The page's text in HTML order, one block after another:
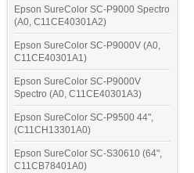
Epson SureColor SC-P9000 Spectro
(A0, C11CE40301A2)
Epson SureColor SC-P9000V (A0,
C11CE40301A1)
Epson SureColor SC-P9000V
Spectro (A0, C11CE40301A3)
Epson SureColor SC-P9500 44",
(C11CH13301A0)
Epson SureColor SC-S30610 (64",
C11CB78401A0)